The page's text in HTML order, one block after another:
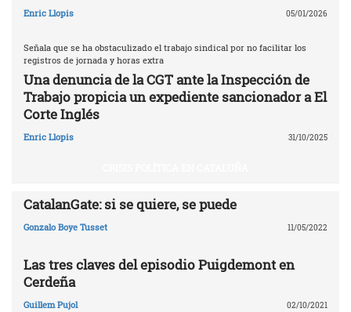
Enric Llopis 05/01/2026
Señala que se ha obstaculizado el trabajo sindical por no facilitar los
registros de jornada y horas extra
Una denuncia de la CGT ante la Inspección de
Trabajo propicia un expediente sancionador a El
Corte Inglés
Enric Llopis 31/10/2025
CatalanGate: si se quiere, se puede
Gonzalo Boye Tusset 11/05/2022
Las tres claves del episodio Puigdemont en
Cerdeña
Guillem Pujol 02/10/2021